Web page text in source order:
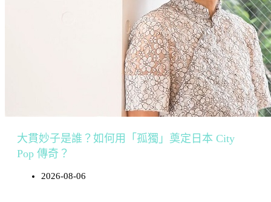
大貫妙子是誰？如何用「孤獨」奠定日本 City
Pop 傳奇？
2026-08-06